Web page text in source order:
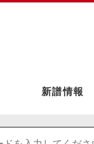
新譜情報